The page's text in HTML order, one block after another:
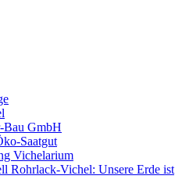
Bau GmbH
Saatgut
Vichelarium
Rohrlack-Vichel: Unsere Erde ist